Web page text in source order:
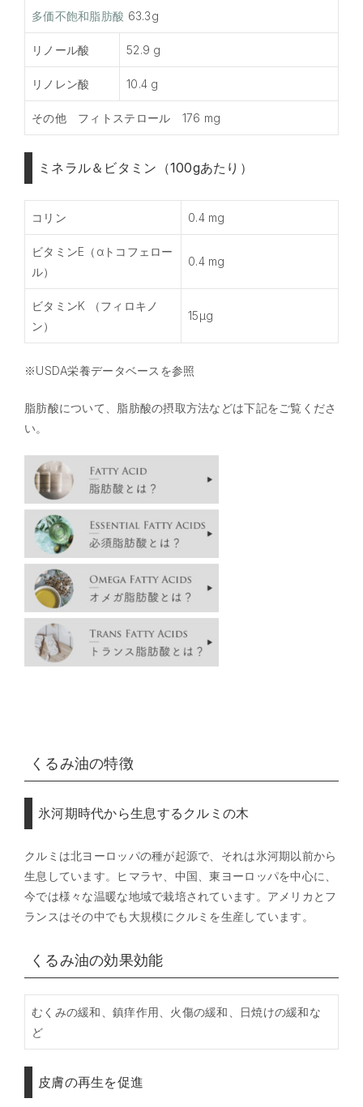
多価不飽和脂肪酸 63.3g
リノール酸 52.9 g
リノレン酸 10.4 g
その他 フィトステロール 176 mg
ミネラル＆ビタミン（100gあたり）
コリン 0.4 mg
ビタミンE（αトコフェロー
ル）
0.4 mg
ビタミンK （フィロキノ
ン）
15µg
※USDA栄養データベースを参照
脂肪酸について、脂肪酸の摂取方法などは下記をご覧くださ
い。
くるみ油の特徴
氷河期時代から生息するクルミの木
クルミは北ヨーロッパの種が起源で、それは氷河期以前から
生息しています。ヒマラヤ、中国、東ヨーロッパを中心に、
今では様々な温暖な地域で栽培されています。アメリカとフ
ランスはその中でも大規模にクルミを生産しています。
くるみ油の効果効能
むくみの緩和、鎮痒作用、火傷の緩和、日焼けの緩和な
ど
皮膚の再生を促進